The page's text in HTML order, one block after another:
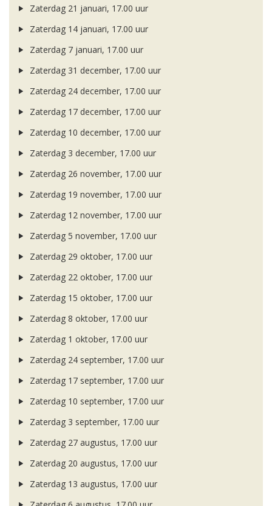
Zaterdag 21 januari, 17.00 uur
Zaterdag 14 januari, 17.00 uur
Zaterdag 7 januari, 17.00 uur
Zaterdag 31 december, 17.00 uur
Zaterdag 24 december, 17.00 uur
Zaterdag 17 december, 17.00 uur
Zaterdag 10 december, 17.00 uur
Zaterdag 3 december, 17.00 uur
Zaterdag 26 november, 17.00 uur
Zaterdag 19 november, 17.00 uur
Zaterdag 12 november, 17.00 uur
Zaterdag 5 november, 17.00 uur
Zaterdag 29 oktober, 17.00 uur
Zaterdag 22 oktober, 17.00 uur
Zaterdag 15 oktober, 17.00 uur
Zaterdag 8 oktober, 17.00 uur
Zaterdag 1 oktober, 17.00 uur
Zaterdag 24 september, 17.00 uur
Zaterdag 17 september, 17.00 uur
Zaterdag 10 september, 17.00 uur
Zaterdag 3 september, 17.00 uur
Zaterdag 27 augustus, 17.00 uur
Zaterdag 20 augustus, 17.00 uur
Zaterdag 13 augustus, 17.00 uur